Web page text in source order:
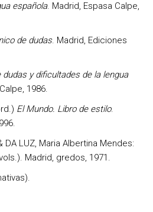
española. Madrid, Espasa Calpe,
de dudas. Madrid, Ediciones
dudas y dificultades de la lengua
1986.
El Mundo. Libro de estilo.
DA LUZ, Maria Albertina Mendes:
Madrid, gredos, 1971.